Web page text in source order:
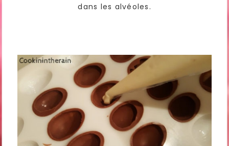
dans les alvéoles.